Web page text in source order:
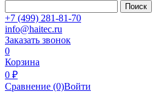
Поиск
+7 (499) 281-81-70
info@haitec.ru
Заказать звонок
0
Корзина
0 ₽
Сравнение (0)Войти